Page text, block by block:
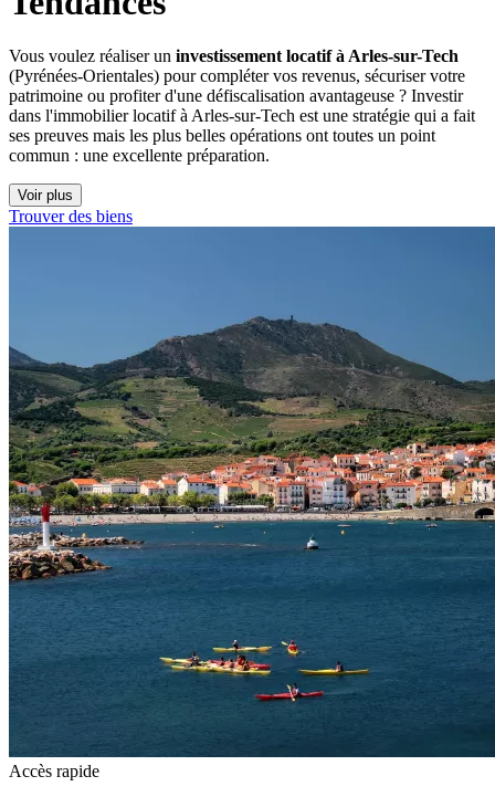
Vous voulez réaliser un investissement locatif à Arles-sur-Tech
(Pyrénées-Orientales) pour compléter vos revenus, sécuriser votre
patrimoine ou profiter d'une défiscalisation avantageuse ? Investir
dans l'immobilier locatif à Arles-sur-Tech est une stratégie qui a fait
ses preuves mais les plus belles opérations ont toutes un point
commun : une excellente préparation.
Voir plus
Trouver des biens
Accès rapide